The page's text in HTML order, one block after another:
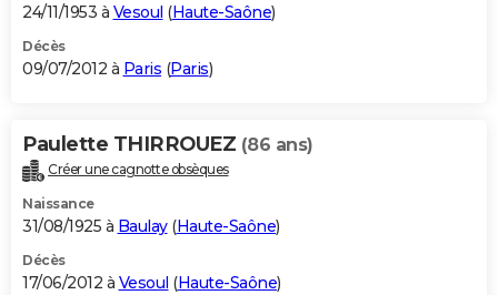
24/11/1953 à Vesoul (Haute-Saône)
Décès
09/07/2012 à Paris (Paris)
Paulette THIRROUEZ (86 ans)
Créer une cagnotte obsèques
Naissance
31/08/1925 à Baulay(Haute-Saône)
Décès
17/06/2012 à Vesoul (Haute-Saône)